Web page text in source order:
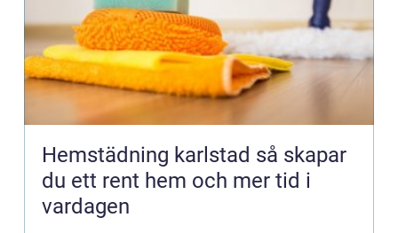
Hemstädning karlstad så skapar
du ett rent hem och mer tid i
vardagen